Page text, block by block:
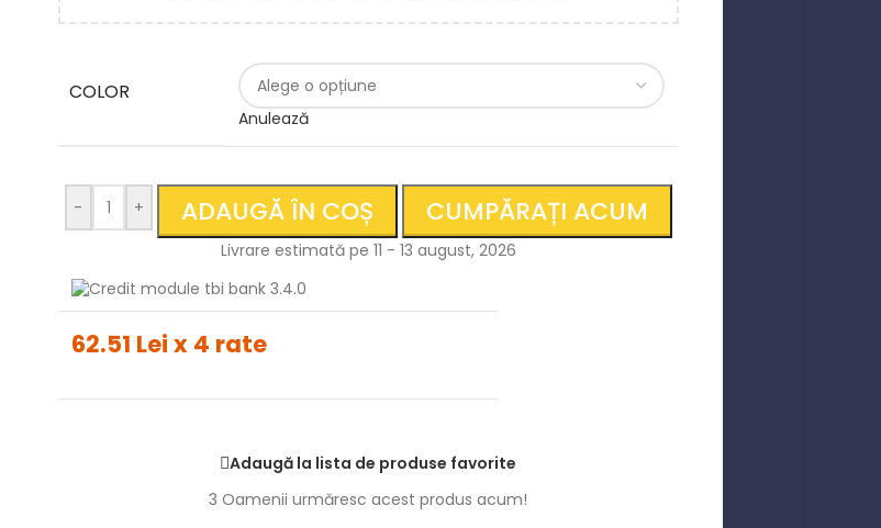
COLOR
Anulează
- + ADAUGĂ ÎN COȘ CUMPĂRAȚI ACUM
Livrare estimată pe 11 - 13 august, 2026
62.51 Lei x 4 rate
Adaugă la lista de produse favorite
3 Oamenii urmăresc acest produs acum!